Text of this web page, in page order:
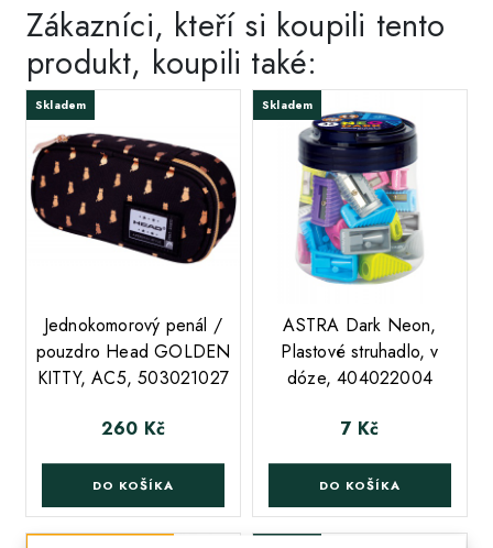
Zákazníci, kteří si koupili tento
produkt, koupili také:
Skladem
Jednokomorový penál /
pouzdro Head GOLDEN
KITTY, AC5, 503021027
Cena
260 Kč
DO KOŠÍKA
Skladem
ASTRA Dark Neon,
Plastové struhadlo, v
dóze, 404022004
Cena
7 Kč
DO KOŠÍKA